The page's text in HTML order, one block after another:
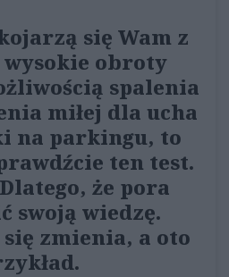
się Wam z
obroty
spalenia
miłej dla ucha
na parkingu, to
ten test.
że pora
swoją wiedzę.
zmienia, a oto